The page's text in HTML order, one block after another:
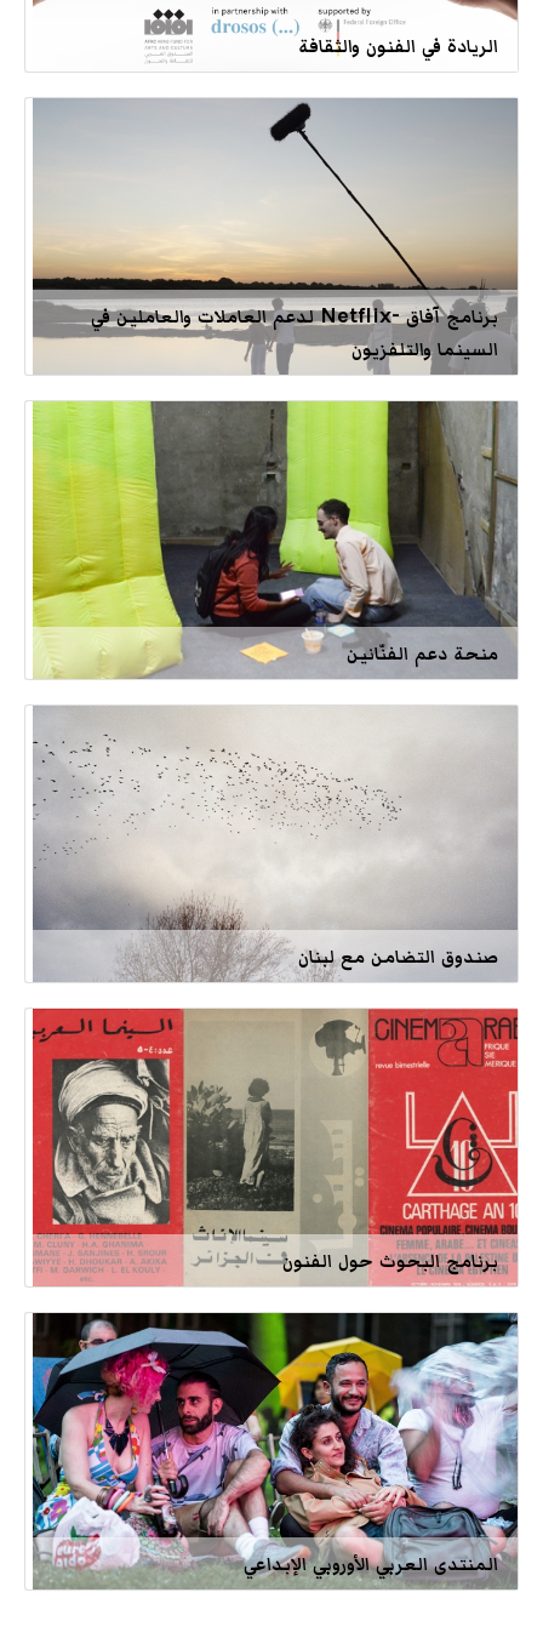
الريادة في الفنون والثقافة
برنامج آفاق -Netflix لدعم العاملات والعاملين في
السينما والتلفزيون
منحة دعم الفنّانين
صندوق التضامن مع لبنان
برنامج البحوث حول الفنون
المنتدى العربي الأوروبي الإبداعي